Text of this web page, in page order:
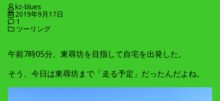
kz-blues
2019年9月17日
1
ツーリング
午前7時05分、東尋坊を目指して自宅を出発した。
そう、今日は東尋坊まで「走る予定」だったんだよね。